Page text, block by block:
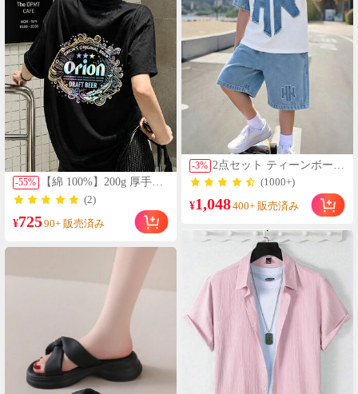
-55%
【綿 100%】200g 厚手半
袖 t シャツレディース 夏
服 y2k レインボーオリオ
ンビール紋章バックプリ
ントトップス オーバーサ
イズてぃーしゃつ オフィ
スカジュアル おしゃれ旅
行用ブラック半袖トップ
(2)
¥72590+ 販売済み
-3% 2点セット ティーンボーイ
ズ レトロデニム風 HK英
語スローガン グラフィッ
クプリント コントラスト
ブルー&ホワイト ミニマ
ルカラーブロック デジタ
ルプリント クルーネック
Tシャツ ホワイトプリン
トショーツ 半袖トップス
ショーツセット オールシ
ーズン対応 カジュアル バ
ケーション向け 快適 ファ
ッション 万能
(1000+)
¥1,048400+ 販売済み